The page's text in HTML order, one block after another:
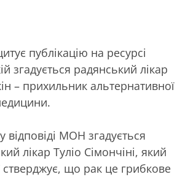
публікацію на ресурсі
згадується радянський лікар
– прихильник альтернативної
відповіді МОН згадується
лікар Туліо Сімончіні, який
стверджує, що рак це грибкове